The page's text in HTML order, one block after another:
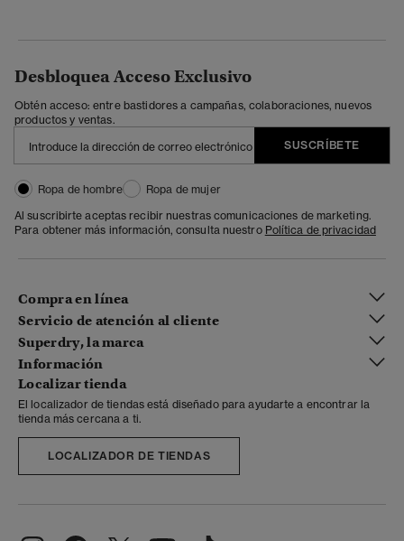
Desbloquea Acceso Exclusivo
Obtén acceso: entre bastidores a campañas, colaboraciones, nuevos
productos y ventas.
SUSCRÍBETE
Ropa de hombre
Ropa de mujer
Al suscribirte aceptas recibir nuestras comunicaciones de marketing.
Para obtener más información, consulta nuestro Política de privacidad
Compra en línea
Servicio de atención al cliente
Superdry, la marca
Información
Localizar tienda
El localizador de tiendas está diseñado para ayudarte a encontrar la
tienda más cercana a ti.
LOCALIZADOR DE TIENDAS